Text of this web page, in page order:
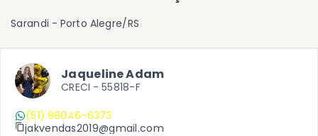
Sarandi - Porto Alegre/RS
Jaqueline Adam
CRECI - 55818-F
(51) 98046-6373
jakvendas2019@gmail.com